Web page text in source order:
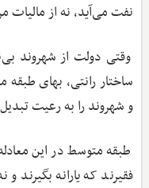
نفت می‌آید، نه از مالیات
وقتی دولت از شهروند
ساختار رانتی، بهای
و شهروند را به رعیت
طبقه متوسط در این
فقیرند که یارانه بگیرند